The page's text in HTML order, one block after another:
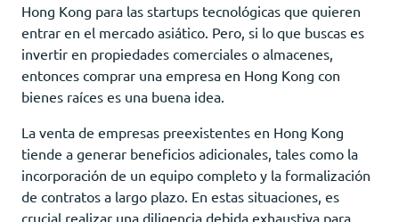
Hong Kong para las startups tecnológicas que quieren
entrar en el mercado asiático. Pero, si lo que buscas es
invertir en propiedades comerciales o almacenes,
entonces comprar una empresa en Hong Kong con
bienes raíces es una buena idea.
La venta de empresas preexistentes en Hong Kong
tiende a generar beneficios adicionales, tales como la
incorporación de un equipo completo y la formalización
de contratos a largo plazo. En estas situaciones, es
crucial realizar una diligencia debida exhaustiva para